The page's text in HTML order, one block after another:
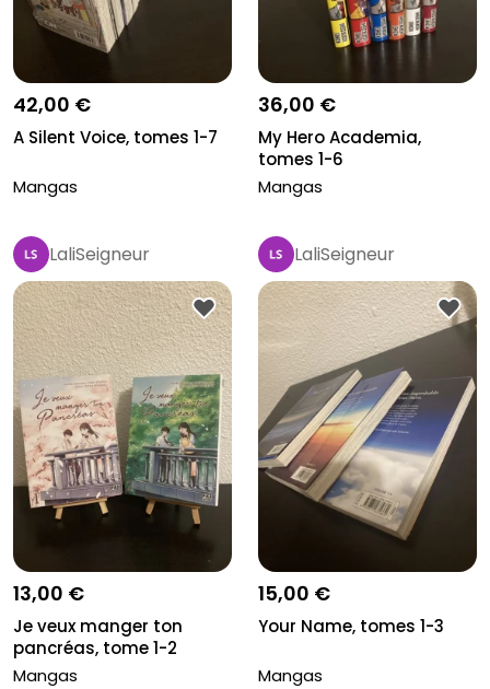
42,00 €
A Silent Voice, tomes 1-7
Mangas
36,00 €
My Hero Academia,
tomes 1-6
Mangas
LaliSeigneur
13,00 €
Je veux manger ton
pancréas, tome 1-2
Mangas
LaliSeigneur
15,00 €
Your Name, tomes 1-3
Mangas